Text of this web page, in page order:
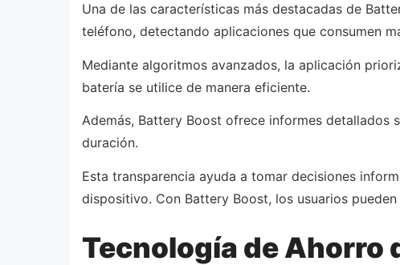
Una de las características más destacadas de
teléfono, detectando aplicaciones que consumen
Mediante algoritmos avanzados, la aplicación
batería se utilice de manera eficiente.
Además, Battery Boost ofrece informes detallados
duración.
Esta transparencia ayuda a tomar decisiones
dispositivo. Con Battery Boost, los usuarios
Tecnología de Ahorro